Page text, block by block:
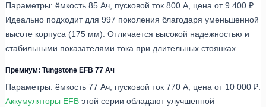
Параметры: ёмкость 85 Ач, пусковой ток 800 А, цена от 9 400 ₽.
Идеально подходит для 997 поколения благодаря уменьшенной
высоте корпуса (175 мм). Отличается высокой надежностью и
стабильными показателями тока при длительных стоянках.
Премиум: Tungstone EFB 77 Ач
Параметры: ёмкость 77 Ач, пусковой ток 770 А, цена от 10 000 ₽.
Аккумуляторы EFB этой серии обладают улучшенной